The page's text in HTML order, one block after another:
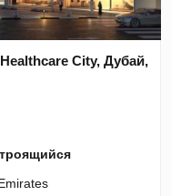
City, Дубай,